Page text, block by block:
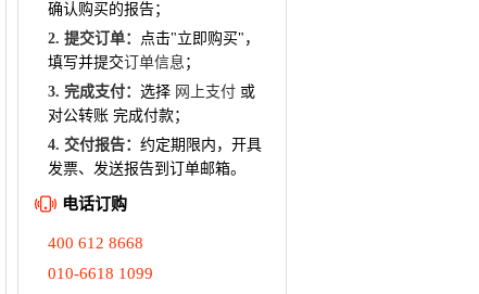
确认购买的报告；
2. 提交订单： 点击"立即购买"，
填写并提交订单信息 ；
3. 完成支付： 选择 网上支付 或
对公转账 完成付款；
4. 交付报告： 约定期限内，开具
发票、发送报告到订单邮箱。
电话订购
400 612 8668
010-6618 1099